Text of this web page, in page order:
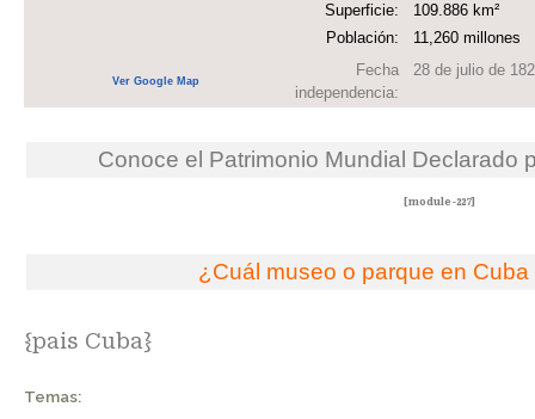
Superficie:
109.886 km²
Población:
11,260 millones
Ver Google Map
Fecha
independencia:
28 de julio de
Conoce el Patrimonio Mundial Declarado
[module-227]
¿Cuál museo o parque en
{pais Cuba}
Temas: